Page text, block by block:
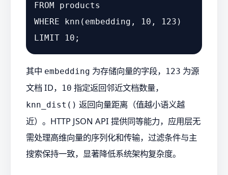
FROM
WHERE knn(embedding, 10 , 123 )
LIMIT
10
其中 embedding 为存储向量的字段， 123 为源
文档 ID，
10 指定返回邻近文档数量，
knn_dist() 返回向量距离（值越小语义越
近）。HTTP JSON API 提供同等能力，应用层无
需处理高维向量的序列化和传输，过滤条件与主
搜索保持一致，显著降低系统架构复杂度。